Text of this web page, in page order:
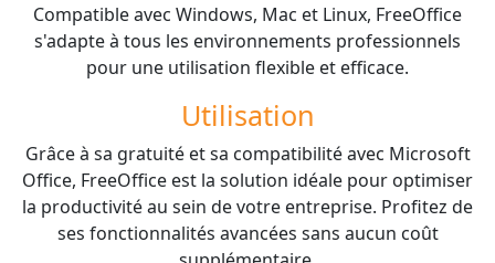
Compatible avec Windows, Mac et Linux, FreeOffice
s'adapte à tous les environnements professionnels
pour une utilisation flexible et efficace.
Utilisation
Grâce à sa gratuité et sa compatibilité avec Microsoft
Office, FreeOffice est la solution idéale pour optimiser
la productivité au sein de votre entreprise. Profitez de
ses fonctionnalités avancées sans aucun coût